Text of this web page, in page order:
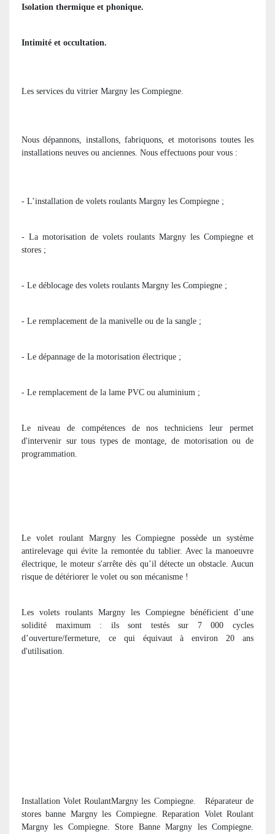
Isolation thermique et phonique.
Intimité et occultation.
Les services du vitrier Margny les Compiegne.
Nous dépannons, installons, fabriquons, et motorisons toutes les
installations neuves ou anciennes. Nous effectuons pour vous :
- L’installation de volets roulants Margny les Compiegne ;
- La motorisation de volets roulants Margny les Compiegne et
stores ;
- Le déblocage des volets roulants Margny les Compiegne ;
- Le remplacement de la manivelle ou de la sangle ;
- Le dépannage de la motorisation électrique ;
- Le remplacement de la lame PVC ou aluminium ;
Le niveau de compétences de nos techniciens leur permet
d'intervenir sur tous types de montage, de motorisation ou de
programmation.
Le volet roulant Margny les Compiegne possède un système
antirelevage qui évite la remontée du tablier. Avec la manoeuvre
électrique, le moteur s'arrête dès qu’il détecte un obstacle. Aucun
risque de détériorer le volet ou son mécanisme !
Les volets roulants Margny les Compiegne bénéficient d’une
solidité maximum : ils sont testés sur 7 000 cycles
d’ouverture/fermeture, ce qui équivaut à environ 20 ans
d'utilisation.
Installation Volet RoulantMargny les Compiegne. Réparateur de
stores banne Margny les Compiegne. Reparation Volet Roulant
Margny les Compiegne. Store Banne Margny les Compiegne.